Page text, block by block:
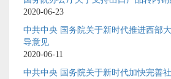
2020-06-23
中共中央 国务院关于新时代推进西部
导意见
2020-06-11
中共中央 国务院关于新时代加快完善